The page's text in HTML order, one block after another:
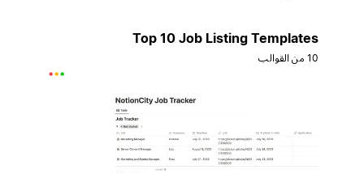
Top 10 Job Listing Templates